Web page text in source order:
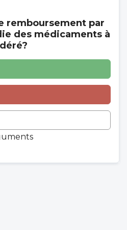
remboursement par
des médicaments à